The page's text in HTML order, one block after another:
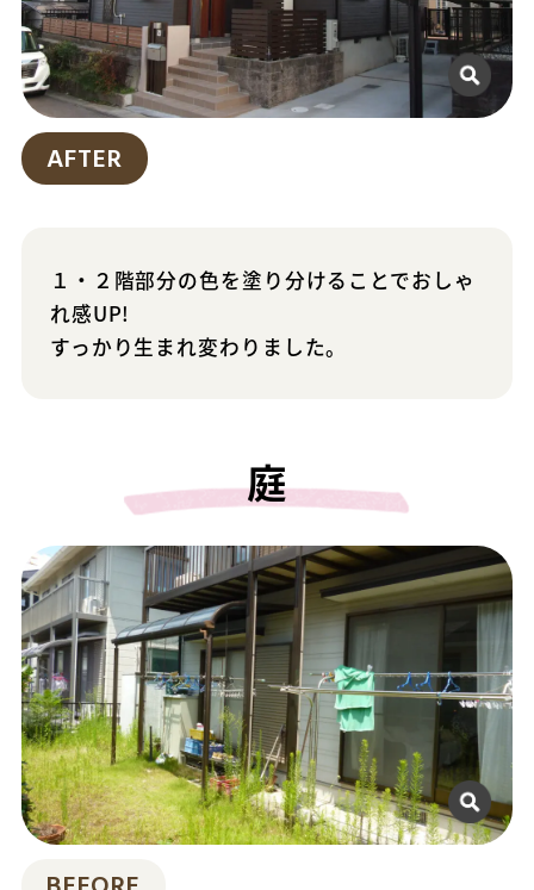
AFTER
１・２階部分の色を塗り分けることでおしゃ
れ感UP!
すっかり生まれ変わりました。
庭